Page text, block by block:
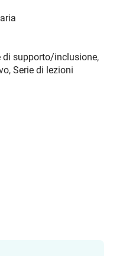
di supporto/inclusione,
Serie di lezioni